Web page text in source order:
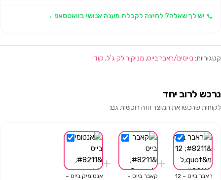
יש לך שאלה? לחיצה לקבלת מענה אנושי בוואטסאפ →
קטגוריות:בייסים/ראבר בייס, מניקור לק ג'ל, קודי
נרכש לרוב יחד
לקוחות שרכשו את המוצר הזה רוכשות גם:
ראבר בייס – 12
+
קאבר בייס –
+
אנטומיק בייס –